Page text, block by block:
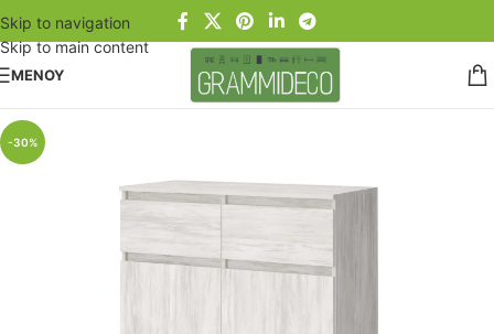
Skip to navigation
Skip to main content
ΜΕΝΟΥ
-30%